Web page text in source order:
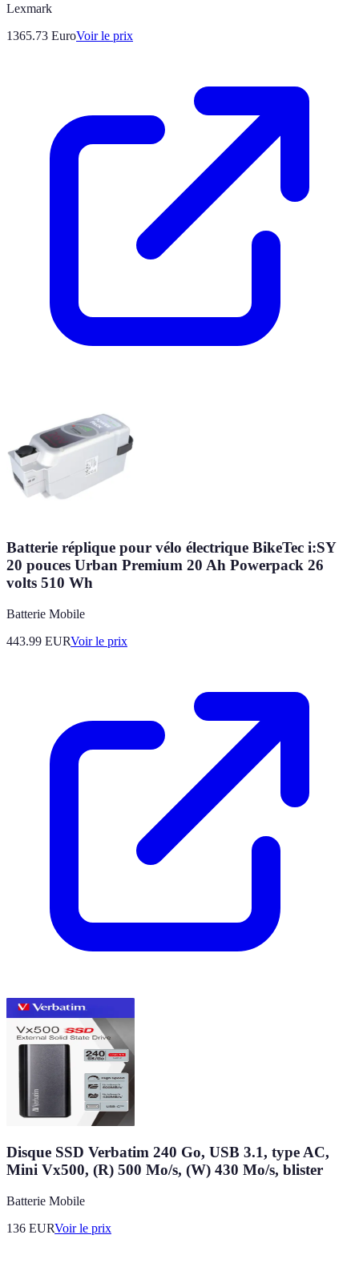
Lexmark
1365.73 EuroVoir le prix
Batterie réplique pour vélo électrique BikeTec i:SY
20 pouces Urban Premium 20 Ah Powerpack 26
volts 510 Wh
Batterie Mobile
443.99 EURVoir le prix
Disque SSD Verbatim 240 Go, USB 3.1, type AC,
Mini Vx500, (R) 500 Mo/s, (W) 430 Mo/s, blister
Batterie Mobile
136 EURVoir le prix